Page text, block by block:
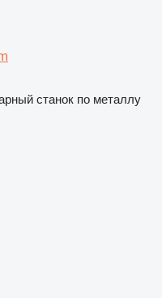
станок по металлу